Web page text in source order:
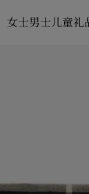
女士男士儿童礼